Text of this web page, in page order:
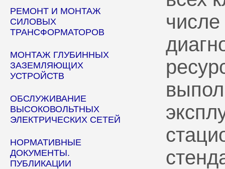
РЕМОНТ И МОНТАЖ
СИЛОВЫХ
ТРАНСФОРМАТОРОВ
МОНТАЖ ГЛУБИННЫХ
ЗАЗЕМЛЯЮЩИХ
УСТРОЙСТВ
ОБСЛУЖИВАНИЕ
ВЫСОКОВОЛЬТНЫХ
ЭЛЕКТРИЧЕСКИХ СЕТЕЙ
НОРМАТИВНЫЕ
ДОКУМЕНТЫ.
ПУБЛИКАЦИИ